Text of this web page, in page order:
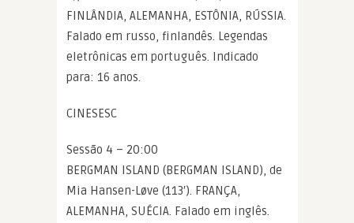
FINLÂNDIA, ALEMANHA, ESTÔNIA, RÚSSIA.
Falado em russo, finlandês. Legendas
eletrônicas em português. Indicado
para: 16 anos.
CINESESC
Sessão 4 – 20:00
BERGMAN ISLAND (BERGMAN ISLAND), de
Mia Hansen-Løve (113′). FRANÇA,
ALEMANHA, SUÉCIA. Falado em inglês.